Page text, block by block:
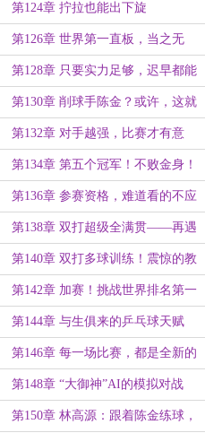
第124章 拧拉也能出下旋
第126章 世界第一直板，当之无
愧！
第128章 只要实力足够，迟早都能
登顶！
第130章 削球手陈金？或许，这就
是天赋吧！
第132章 对手越强，比赛才有意
思！
第134章 第五个冠军！不败金身！
第136章 参赛资格，难道看的不应
该是实力吗？
第138章 双打超级全满贯——再遇
马泷！
第140章 双打多球训练！震惊的教
练组！
第142章 加赛！挑战世界排名第一
男双！
第144章 与生俱来的乒乓球天赋
第146章 每一场比赛，都是全新的
对手！
第148章 “大御神”AI的模拟对战
第150章 林高源：跟着陈金练球，